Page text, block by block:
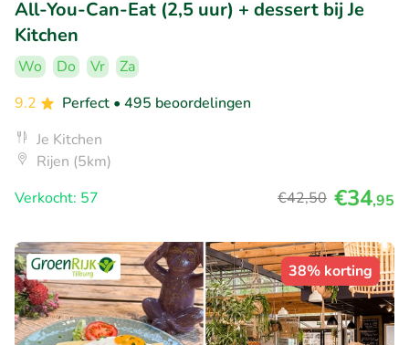
All-You-Can-Eat (2,5 uur) + dessert bij Je
Kitchen
Wo Do Vr
Za
9.2
Perfect • 495 beoordelingen
Je Kitchen
Rijen (5km)
Verkocht: 57
€42,50 €34,95
38% korting